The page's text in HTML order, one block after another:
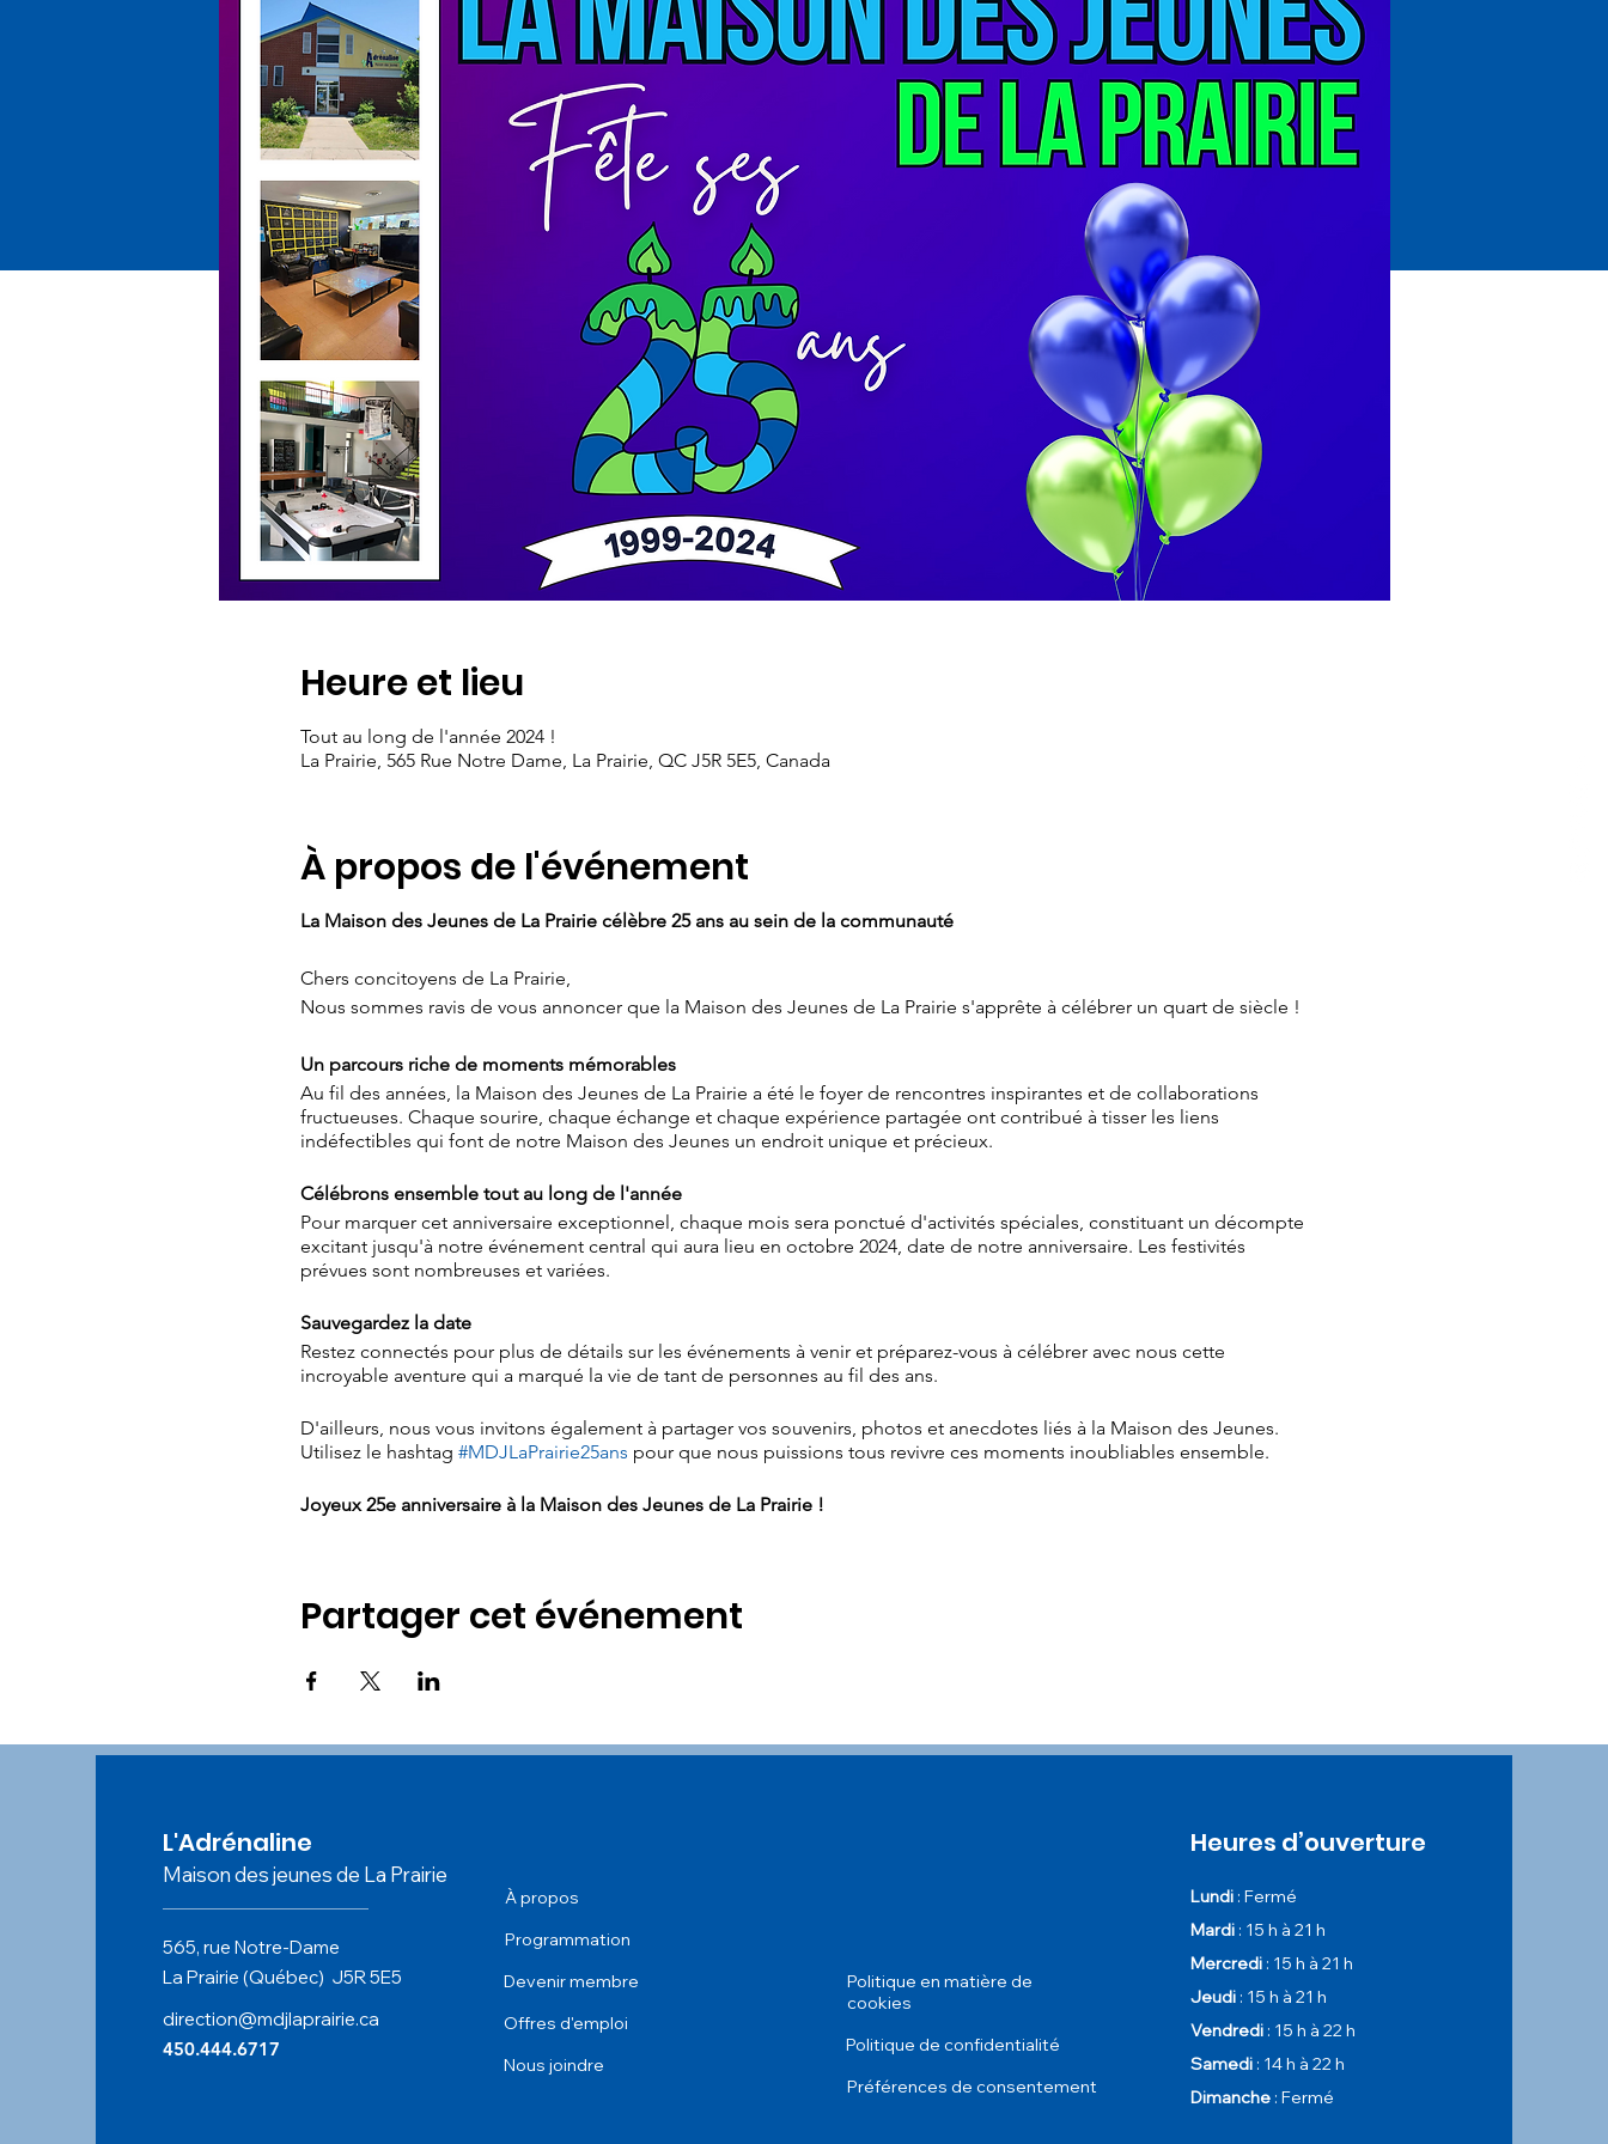
Heure et lieu
Tout au long de l'année 2024 !
La Prairie, 565 Rue Notre Dame, La Prairie, QC J5R 5E5, Canada
À propos de l'événement
La Maison des Jeunes de La Prairie célèbre 25 ans au sein de la communauté
Chers concitoyens de La Prairie,
Nous sommes ravis de vous annoncer que la Maison des Jeunes de La Prairie s'apprête à célébrer un quart de siècle !
Un parcours riche de moments mémorables
Au fil des années, la Maison des Jeunes de La Prairie a été le foyer de rencontres inspirantes et de collaborations
fructueuses. Chaque sourire, chaque échange et chaque expérience partagée ont contribué à tisser les liens
indéfectibles qui font de notre Maison des Jeunes un endroit unique et précieux.
Célébrons ensemble tout au long de l'année
Pour marquer cet anniversaire exceptionnel, chaque mois sera ponctué d'activités spéciales, constituant un décompte
excitant jusqu'à notre événement central qui aura lieu en octobre 2024, date de notre anniversaire. Les festivités
prévues sont nombreuses et variées.
Sauvegardez la date
Restez connectés pour plus de détails sur les événements à venir et préparez-vous à célébrer avec nous cette
incroyable aventure qui a marqué la vie de tant de personnes au fil des ans.
D'ailleurs, nous vous invitons également à partager vos souvenirs, photos et anecdotes liés à la Maison des Jeunes.
Utilisez le hashtag #MDJLaPrairie25ans pour que nous puissions tous revivre ces moments inoubliables ensemble.
Joyeux 25e anniversaire à la Maison des Jeunes de La Prairie !
Partager cet événement
L'Adrénaline
Maison des jeunes de La Prairie
565, rue Notre-Dame
La Prairie (Québec) J5R 5E5
direction@mdjlaprairie.ca
450.444.6717
À propos
Programmation
Devenir membre
Offres d'emploi
Nous joindre
Politique en matière de
cookies
Politique de confidentialité
Préférences de consentement
Heures d’ouverture
Lundi : Fermé
Mardi : 15 h à 21 h
Mercredi : 15 h à 21 h
Jeudi : 15 h à 21 h
Vendredi : 15 h à 22 h
Samedi : 14 h à 22 h
Dimanche : Fermé